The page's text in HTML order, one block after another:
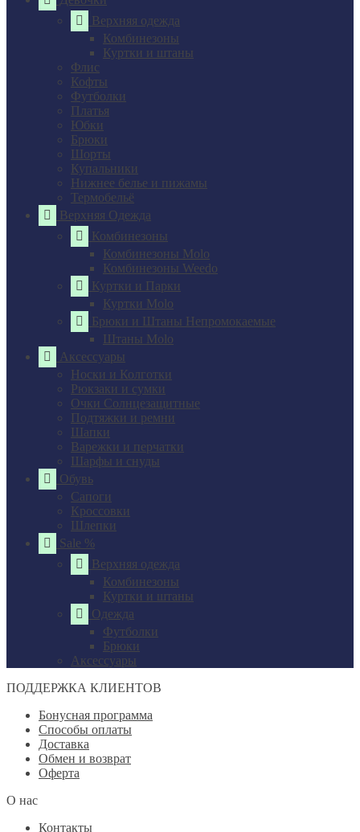
Верхняя одежда
Комбинезоны
Куртки и штаны
Флис
Кофты
Футболки
Платья
Юбки
Брюки
Шорты
Купальники
Нижнее белье и пижамы
Термобельё
Верхняя Одежда
Комбинезоны
Комбинезоны Molo
Комбинезоны Weedo
Куртки и Парки
Куртки Molo
Брюки и Штаны Непромокаемые
Штаны Molo
Аксессуары
Носки и Колготки
Рюкзаки и сумки
Очки Солнцезащитные
Подтяжки и ремни
Шапки
Варежки и перчатки
Шарфы и снуды
Обувь
Сапоги
Кроссовки
Шлепки
Sale %
Верхняя одежда
Комбинезоны
Куртки и штаны
Одежда
Футболки
Брюки
Аксессуары
ПОДДЕРЖКА КЛИЕНТОВ
Бонусная программа
Способы оплаты
Доставка
Обмен и возврат
Оферта
О нас
Контакты